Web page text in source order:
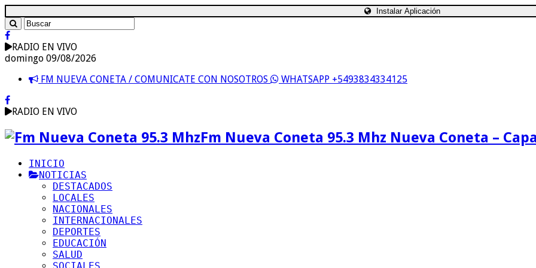
Instalar Aplicación
RADIO EN VIVO
domingo 09/08/2026
FM NUEVA CONETA / COMUNICATE CON NOSOTROS
WHATSAPP +5493834334125
RADIO EN VIVO
Fm Nueva Coneta 95.3 Mhz Nueva Coneta –
INICIO
NOTICIAS
DESTACADOS
LOCALES
NACIONALES
INTERNACIONALES
DEPORTES
EDUCACIÓN
SALUD